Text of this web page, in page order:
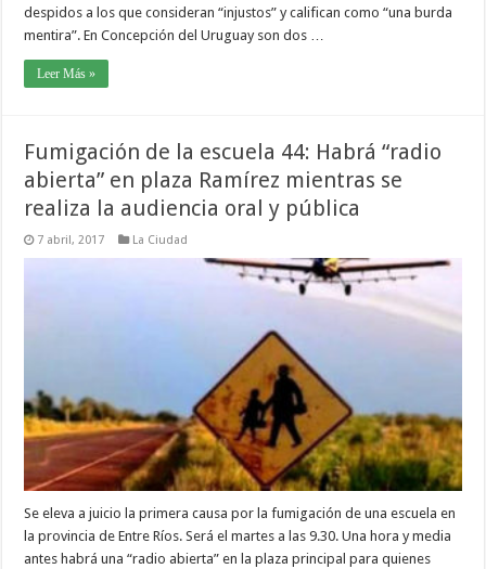
despidos a los que consideran “injustos” y califican como “una burda
mentira”. En Concepción del Uruguay son dos …
Leer Más »
Fumigación de la escuela 44: Habrá “radio
abierta” en plaza Ramírez mientras se
realiza la audiencia oral y pública
7 abril, 2017 La Ciudad
Se eleva a juicio la primera causa por la fumigación de una escuela en
la provincia de Entre Ríos. Será el martes a las 9.30. Una hora y media
antes habrá una “radio abierta” en la plaza principal para quienes